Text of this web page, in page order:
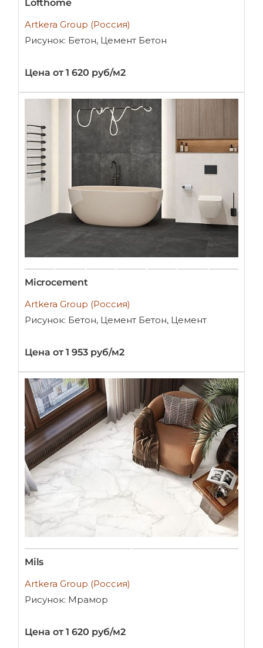
Lofthome
Artkera Group (Россия)
Рисунок: Бетон, Цемент Бетон
Цена от 1 620 руб/м2
Microcement
Artkera Group (Россия)
Рисунок: Бетон, Цемент Бетон, Цемент
Цена от 1 953 руб/м2
Mils
Artkera Group (Россия)
Рисунок: Мрамор
Цена от 1 620 руб/м2